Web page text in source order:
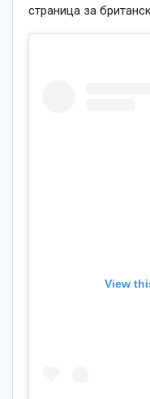
страница за
View